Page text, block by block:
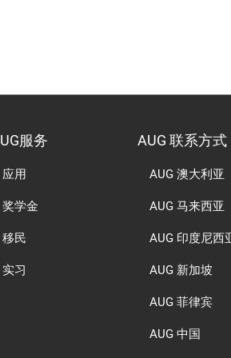
服务
应用
奖学金
移民
实习
AUG 联系方式
AUG 澳大利亚
AUG 马来西亚
AUG 印度尼西
AUG 新加坡
AUG 菲律宾
AUG 中国